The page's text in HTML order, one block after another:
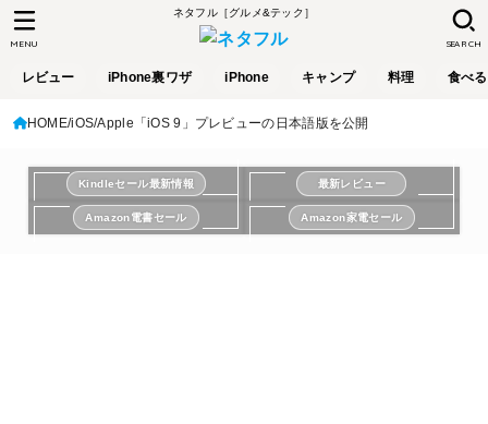
ネタフル［グルメ&テック］
レビュー iPhone裏ワザ iPhone キャンプ 料理 食べる
SEARCH
MENU
HOME iOS Apple「iOS 9」プレビューの日本語版を公開
Kindleセール最新情報 最新レビュー
Amazon電書セール Amazon家電セール